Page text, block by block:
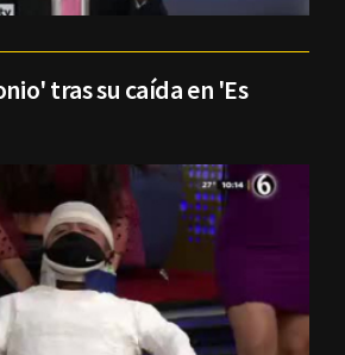
tras su caída en 'Es